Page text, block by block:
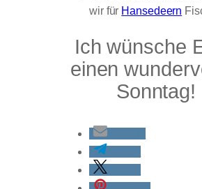
wir für Hansedeern
Ich wünsche
einen
Sonntag!